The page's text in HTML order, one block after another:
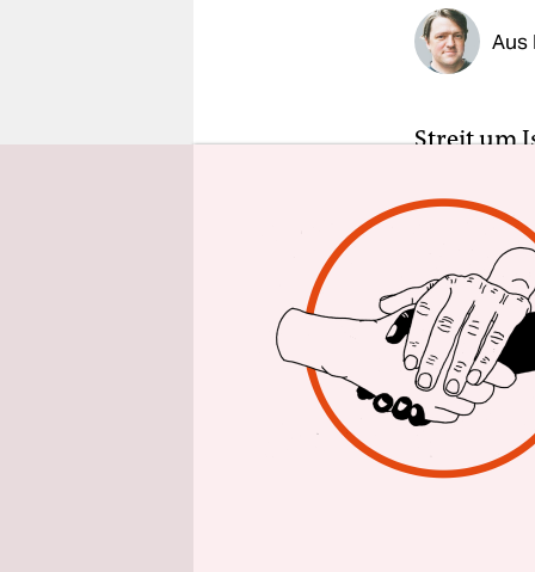
Aus
Streit um
der
Sharon
„nicht
hinterher
Israel hat
Palästina
formal